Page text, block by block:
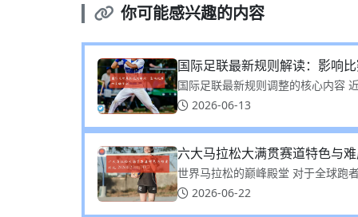
你可能感兴趣的内容
国际足联最新规则解读：影响
国际足联最新规则调整的核心内容
2026-06-13
六大马拉松大满贯赛道特色与
世界马拉松的巅峰殿堂 对于全球跑
2026-06-22